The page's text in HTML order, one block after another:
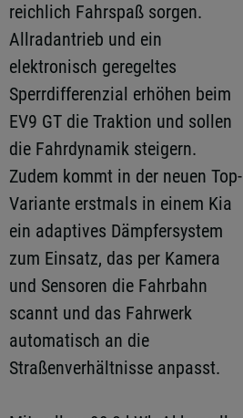
reichlich Fahrspaß sorgen.
Allradantrieb und ein
elektronisch geregeltes
Sperrdifferenzial erhöhen beim
EV9 GT die Traktion und sollen
die Fahrdynamik steigern.
Zudem kommt in der neuen Top-
Variante erstmals in einem Kia
ein adaptives Dämpfersystem
zum Einsatz, das per Kamera
und Sensoren die Fahrbahn
scannt und das Fahrwerk
automatisch an die
Straßenverhältnisse anpasst.